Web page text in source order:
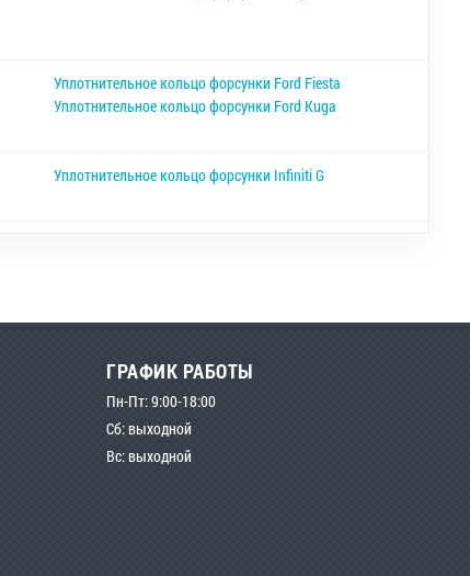
Уплотнительное кольцо форсунки Ford Fiesta
Уплотнительное кольцо форсунки Ford Kuga
Уплотнительное кольцо форсунки Infiniti G
ГРАФИК РАБОТЫ
Пн-Пт: 9:00-18:00
Сб: выходной
Вс: выходной